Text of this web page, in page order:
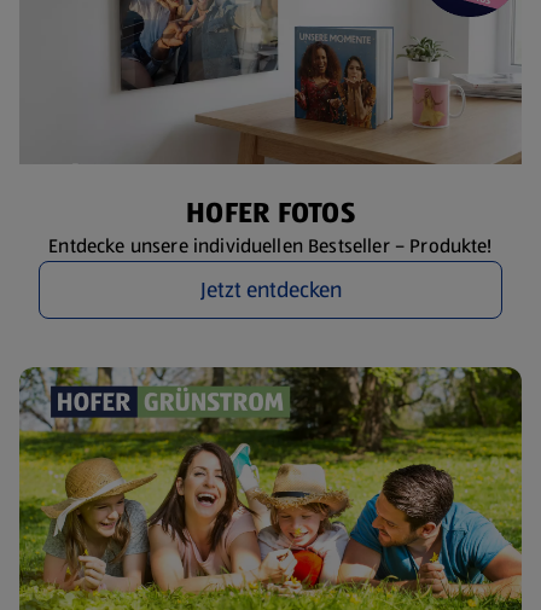
HOFER FOTOS
Entdecke unsere individuellen Bestseller – Produkte!
Jetzt entdecken